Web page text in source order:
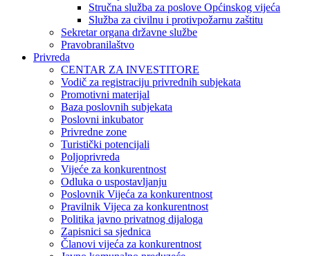
Stručna služba za poslove Općinskog vijeća
Služba za civilnu i protivpožarnu zaštitu
Sekretar organa državne službe
Pravobranilaštvo
Privreda
CENTAR ZA INVESTITORE
Vodič za registraciju privrednih subjekata
Promotivni materijal
Baza poslovnih subjekata
Poslovni inkubator
Privredne zone
Turistički potencijali
Poljoprivreda
Vijeće za konkurentnost
Odluka o uspostavljanju
Poslovnik Vijeća za konkurentnost
Pravilnik Vijeca za konkurentnost
Politika javno privatnog dijaloga
Zapisnici sa sjednica
Članovi vijeća za konkurentnost